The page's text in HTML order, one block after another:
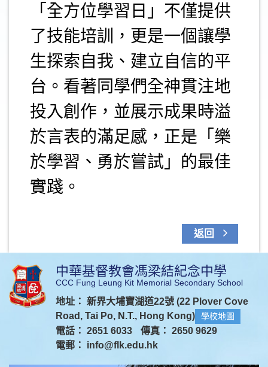
「全方位學習日」不僅提供
了技能培訓，更是一個讓學
生探索自我、建立自信的平
台。看著同學們全神貫注地
投入創作，並展示成果時溢
於言表的滿足感，正是「樂
於學習、勇於嘗試」的最佳
實踐。
返回
中華基督教會馮梁結紀念中學
CCC Fung Leung Kit Memorial Secondary School
地址： 新界大埔寶湖道22號 (22 Plover Cove
Road, Tai Po, N.T., Hong Kong)
學校地圖
電話： 2651 6033
傳真： 2650 9629
電郵： info@flk.edu.hk